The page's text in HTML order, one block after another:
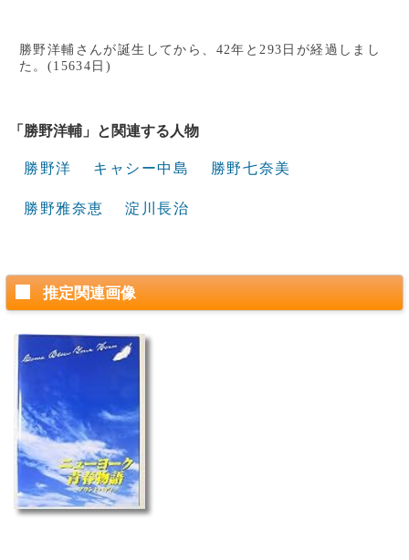
勝野洋輔さんが誕生してから、42年と293日が経過しまし
た。(15634日)
「勝野洋輔」と関連する人物
勝野洋 キャシー中島 勝野七奈美
勝野雅奈恵 淀川長治
推定関連画像